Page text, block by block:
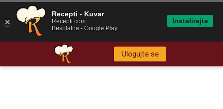
Ulogujte se
Recepti - Kuvar
Recepti.com
Besplatna - Google Play
Instalirajte